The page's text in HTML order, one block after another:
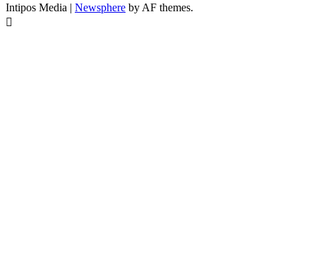
Intipos Media | Newsphere by AF themes.